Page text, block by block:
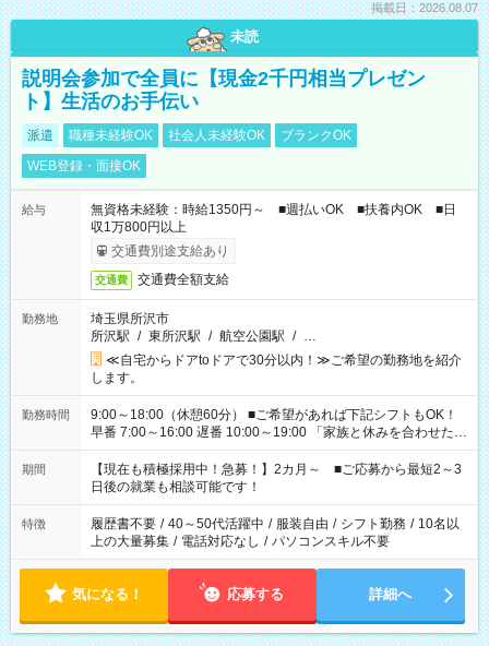
掲載日：2026.08.07
未読
説明会参加で全員に【現金2千円相当プレゼン
ト】生活のお手伝い
派遣 職種未経験OK 社会人未経験OK
ブランクOK
WEB登録・面接OK
給与
無資格未経験：時給1350円～ ■週払いOK ■扶養内OK ■日
収1万800円以上
交通費別途支給あり
交通費 交通費全額支給
勤務地
埼玉県所沢市
所沢駅 / 東所沢駅 / 航空公園駅 / …
≪自宅からドアtoドアで30分以内！≫ご希望の勤務地を紹介
します。
勤務時間
9:00～18:00（休憩60分） ■ご希望があれば下記シフトもOK！
早番 7:00～16:00 遅番 10:00～19:00 「家族と休みを合わせた
い」 「余裕を持って夕飯の準備がしたい」 「できれば残業はし
たくない」 など、ご希望を教えてくださいね。 ※Wワーク希望
の方へ 今ご覧のお仕事で希望する勤務時間と、もう1つのお仕事
の勤務時間。 合計で週40時間を超える場合は応募できません。
期間
【現在も積極採用中！急募！】2カ月～ ■ご応募から最短2～3
日後の就業も相談可能です！
特徴 履歴書不要 / 40～50代活躍中 / 服装自由 / シフト勤務 / 10名以
上の大量募集 / 電話対応なし / パソコンスキル不要
気になる！ 応募する 詳細へ